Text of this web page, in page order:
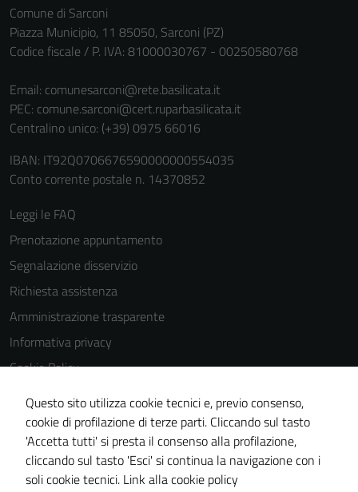
Comune di Sarconi
Piazza Municipio, 11 85050, Sarconi (PZ)
Codice fiscale / P. IVA: 81000030767 - 00250580768
Email: comunesarconi@rete.basilicata.it
PEC: comune.sarconi@cert.ruparbasilicata.it
Centralino unico: (+39) 0975 66016
IBAN: IT92Q0706676590000000554035
Conto corrente postale n. 14370852
Leggi le FAQ
Prenotazione appuntamento
Segnalazione disservizio
Richiesta assistenza
Amministrazione trasparente
Informativa privacy
Cookie Policy
Note legali
Dichiarazione di accessibilità
Piano di miglioramento del sito
Statistiche sito web
Questo sito utilizza cookie tecnici e, previo consenso,
cookie di profilazione di terze parti. Cliccando sul tasto
'Accetta tutti' si presta il consenso alla profilazione,
cliccando sul tasto 'Esci' si continua la navigazione con i
soli cookie tecnici. Link alla cookie policy